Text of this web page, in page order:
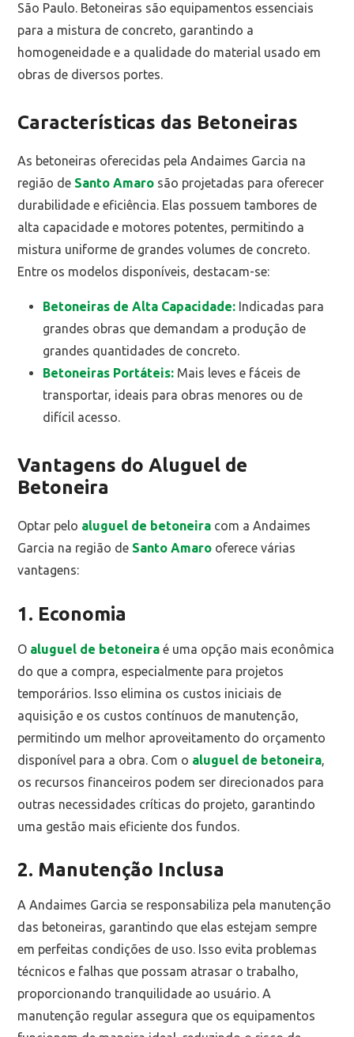
São Paulo. Betoneiras são equipamentos essenciais
para a mistura de concreto, garantindo a
homogeneidade e a qualidade do material usado em
obras de diversos portes.
Características das Betoneiras
As betoneiras oferecidas pela Andaimes Garcia na
região de Santo Amaro são projetadas para oferecer
durabilidade e eficiência. Elas possuem tambores de
alta capacidade e motores potentes, permitindo a
mistura uniforme de grandes volumes de concreto.
Entre os modelos disponíveis, destacam-se:
Betoneiras de Alta Capacidade: Indicadas para
grandes obras que demandam a produção de
grandes quantidades de concreto.
Betoneiras Portáteis: Mais leves e fáceis de
transportar, ideais para obras menores ou de
difícil acesso.
Vantagens do Aluguel de
Betoneira
Optar pelo aluguel de betoneira com a Andaimes
Garcia na região de Santo Amaro oferece várias
vantagens:
1. Economia
O aluguel de betoneira é uma opção mais econômica
do que a compra, especialmente para projetos
temporários. Isso elimina os custos iniciais de
aquisição e os custos contínuos de manutenção,
permitindo um melhor aproveitamento do orçamento
disponível para a obra. Com o aluguel de betoneira,
os recursos financeiros podem ser direcionados para
outras necessidades críticas do projeto, garantindo
uma gestão mais eficiente dos fundos.
2. Manutenção Inclusa
A Andaimes Garcia se responsabiliza pela manutenção
das betoneiras, garantindo que elas estejam sempre
em perfeitas condições de uso. Isso evita problemas
técnicos e falhas que possam atrasar o trabalho,
proporcionando tranquilidade ao usuário. A
manutenção regular assegura que os equipamentos